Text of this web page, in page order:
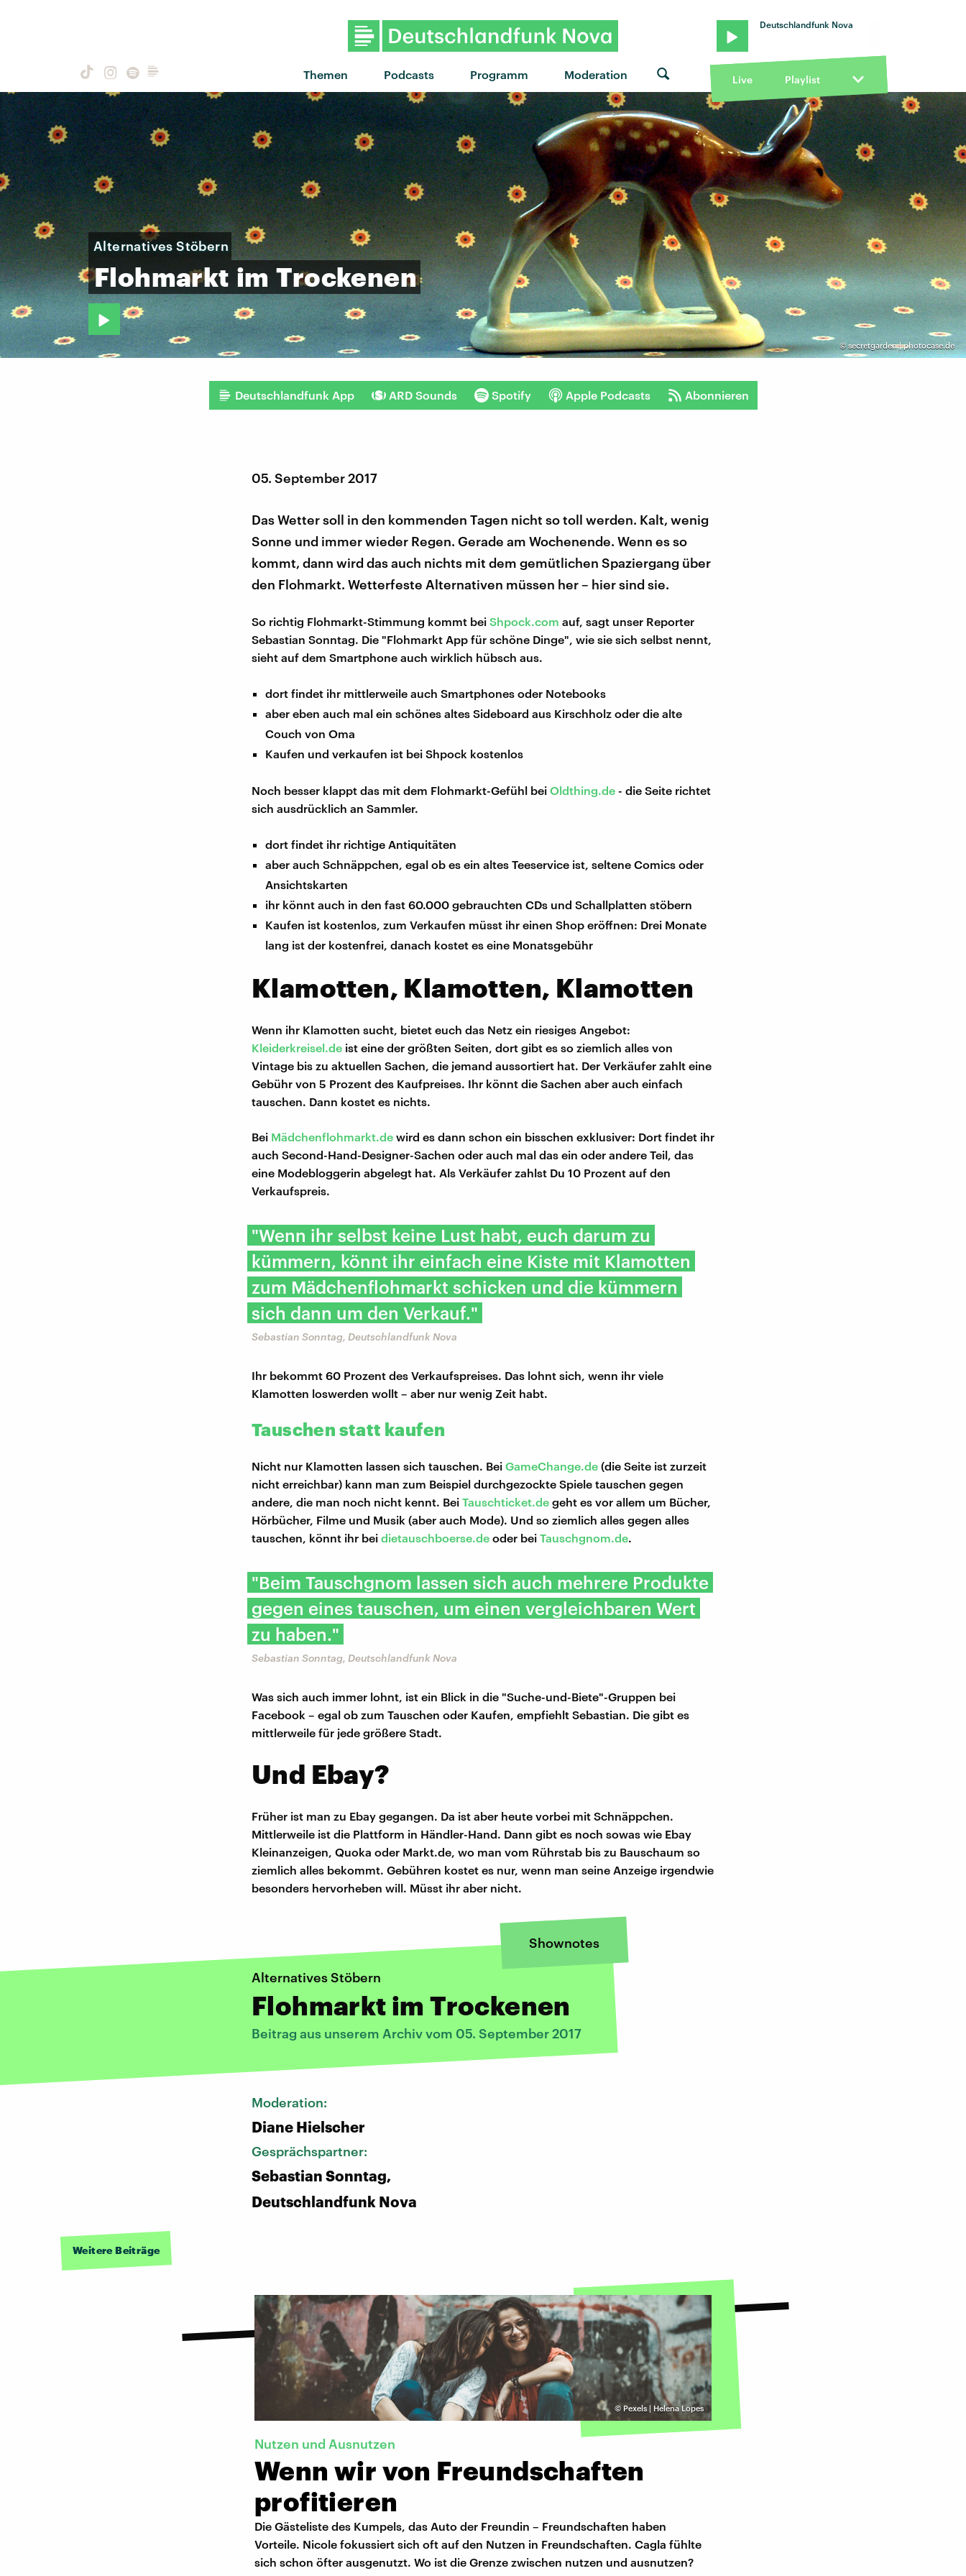
Themen Podcasts Programm Moderation
Deutschlandfunk Nova
Live Playlist
©secretgarden | photocase.de
Alternatives Stöbern
Flohmarkt im Trockenen
Deutschlandfunk App ARD Sounds Spotify Apple Podcasts Abonnieren
05. September 2017
Das Wetter soll in den kommenden Tagen nicht so toll werden. Kalt, wenig
Sonne und immer wieder Regen. Gerade am Wochenende. Wenn es so
kommt, dann wird das auch nichts mit dem gemütlichen Spaziergang über
den Flohmarkt. Wetterfeste Alternativen müssen her – hier sind sie.
So richtig Flohmarkt-Stimmung kommt bei Shpock.com auf, sagt unser Reporter
Sebastian Sonntag. Die "Flohmarkt App für schöne Dinge", wie sie sich selbst nennt,
sieht auf dem Smartphone auch wirklich hübsch aus.
dort findet ihr mittlerweile auch Smartphones oder Notebooks
aber eben auch mal ein schönes altes Sideboard aus Kirschholz oder die alte
Couch von Oma
Kaufen und verkaufen ist bei Shpock kostenlos
Noch besser klappt das mit dem Flohmarkt-Gefühl bei Oldthing.de - die Seite richtet
sich ausdrücklich an Sammler.
dort findet ihr richtige Antiquitäten
aber auch Schnäppchen, egal ob es ein altes Teeservice ist, seltene Comics oder
Ansichtskarten
ihr könnt auch in den fast 60.000 gebrauchten CDs und Schallplatten stöbern
Kaufen ist kostenlos, zum Verkaufen müsst ihr einen Shop eröffnen: Drei Monate
lang ist der kostenfrei, danach kostet es eine Monatsgebühr
Klamotten, Klamotten, Klamotten
Wenn ihr Klamotten sucht, bietet euch das Netz ein riesiges Angebot:
Kleiderkreisel.de ist eine der größten Seiten, dort gibt es so ziemlich alles von
Vintage bis zu aktuellen Sachen, die jemand aussortiert hat. Der Verkäufer zahlt eine
Gebühr von 5 Prozent des Kaufpreises. Ihr könnt die Sachen aber auch einfach
tauschen. Dann kostet es nichts.
Bei Mädchenflohmarkt.de wird es dann schon ein bisschen exklusiver: Dort findet ihr
auch Second-Hand-Designer-Sachen oder auch mal das ein oder andere Teil, das
eine Modebloggerin abgelegt hat. Als Verkäufer zahlst Du 10 Prozent auf den
Verkaufspreis.
"Wenn ihr selbst keine Lust habt, euch darum zu
kümmern, könnt ihr einfach eine Kiste mit Klamotten
zum Mädchenflohmarkt schicken und die kümmern
sich dann um den Verkauf."
Sebastian Sonntag, Deutschlandfunk Nova
Ihr bekommt 60 Prozent des Verkaufspreises. Das lohnt sich, wenn ihr viele
Klamotten loswerden wollt – aber nur wenig Zeit habt.
Tauschen statt kaufen
Nicht nur Klamotten lassen sich tauschen. Bei GameChange.de (die Seite ist zurzeit
nicht erreichbar) kann man zum Beispiel durchgezockte Spiele tauschen gegen
andere, die man noch nicht kennt. Bei Tauschticket.de geht es vor allem um Bücher,
Hörbücher, Filme und Musik (aber auch Mode). Und so ziemlich alles gegen alles
tauschen, könnt ihr bei dietauschboerse.de oder bei Tauschgnom.de.
"Beim Tauschgnom lassen sich auch mehrere Produkte
gegen eines tauschen, um einen vergleichbaren Wert
zu haben."
Sebastian Sonntag, Deutschlandfunk Nova
Was sich auch immer lohnt, ist ein Blick in die "Suche-und-Biete"-Gruppen bei
Facebook – egal ob zum Tauschen oder Kaufen, empfiehlt Sebastian. Die gibt es
mittlerweile für jede größere Stadt.
Und Ebay?
Früher ist man zu Ebay gegangen. Da ist aber heute vorbei mit Schnäppchen.
Mittlerweile ist die Plattform in Händler-Hand. Dann gibt es noch sowas wie Ebay
Kleinanzeigen, Quoka oder Markt.de, wo man vom Rührstab bis zu Bauschaum so
ziemlich alles bekommt. Gebühren kostet es nur, wenn man seine Anzeige irgendwie
besonders hervorheben will. Müsst ihr aber nicht.
Shownotes
Alternatives Stöbern
Flohmarkt im Trockenen
Beitrag aus unserem Archiv vom 05. September 2017
Moderation:
Diane Hielscher
Gesprächspartner:
Sebastian Sonntag,
Deutschlandfunk Nova
Weitere Beiträge
© Pexels | Helena Lopes
Nutzen und Ausnutzen
Wenn wir von Freundschaften
profitieren
Die Gästeliste des Kumpels, das Auto der Freundin – Freundschaften haben
Vorteile. Nicole fokussiert sich oft auf den Nutzen in Freundschaften. Cagla fühlte
sich schon öfter ausgenutzt. Wo ist die Grenze zwischen nutzen und ausnutzen?